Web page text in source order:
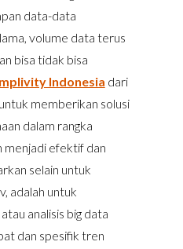
data-data
volume data terus
bisa tidak bisa
Indonesia dari
memberikan solusi
dalam rangka
menjadi efektif dan
selain untuk
adalah untuk
analisis big data
dan spesifik tren